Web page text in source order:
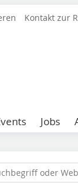
Kontakt zur
Jobs